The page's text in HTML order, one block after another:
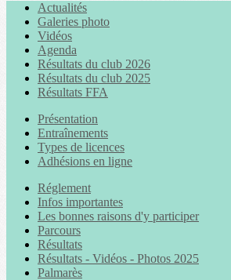
Actualités
Galeries photo
Vidéos
Agenda
Résultats du club 2026
Résultats du club 2025
Résultats FFA
Présentation
Entraînements
Types de licences
Adhésions en ligne
Réglement
Infos importantes
Les bonnes raisons d'y participer
Parcours
Résultats
Résultats - Vidéos - Photos 2025
Palmarès